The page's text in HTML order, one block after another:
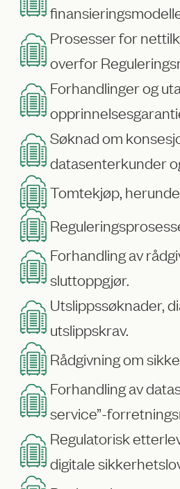
Prosesser for
overfor
Forhandlinger og
Søknad om
datasenterkunder
Tomtekjøp,
Forhandling av
sluttoppgjør.
Utslippssøknader,
utslippskrav.
Rådgivning om
Forhandling av
service”-
Regulatorisk
digitale